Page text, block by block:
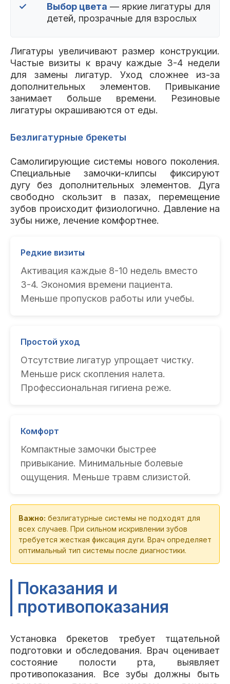
✓ Выбор цвета — яркие лигатуры для
детей, прозрачные для взрослых
Лигатуры увеличивают размер конструкции.
Частые визиты к врачу каждые 3-4 недели
для замены лигатур. Уход сложнее из-за
дополнительных элементов. Привыкание
занимает больше времени. Резиновые
лигатуры окрашиваются от еды.
Безлигатурные брекеты
Самолигирующие системы нового поколения.
Специальные замочки-клипсы фиксируют
дугу без дополнительных элементов. Дуга
свободно скользит в пазах, перемещение
зубов происходит физиологично. Давление на
зубы ниже, лечение комфортнее.
Редкие визиты
Активация каждые 8-10 недель вместо
3-4. Экономия времени пациента.
Меньше пропусков работы или учебы.
Простой уход
Отсутствие лигатур упрощает чистку.
Меньше риск скопления налета.
Профессиональная гигиена реже.
Комфорт
Компактные замочки быстрее
привыкание. Минимальные болевые
ощущения. Меньше травм слизистой.
Важно: безлигатурные системы не подходят для
всех случаев. При сильном искривлении зубов
требуется жесткая фиксация дуги. Врач определяет
оптимальный тип системы после диагностики.
Показания и
противопоказания
Установка брекетов требует тщательной
подготовки и обследования. Врач оценивает
состояние полости рта, выявляет
противопоказания. Все зубы должны быть